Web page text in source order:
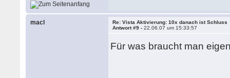
macl
Re: Vista Aktivierung: 10x danach ist Schluss
Antwort #9 -22.06.07 um 15:33:57
Für was braucht man